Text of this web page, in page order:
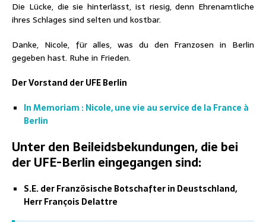
Die Lücke, die sie hinterlässt, ist riesig, denn Ehrenamtliche
ihres Schlages sind selten und kostbar.
Danke, Nicole, für alles, was du den Franzosen in Berlin
gegeben hast. Ruhe in Frieden.
Der Vorstand der UFE Berlin
In Memoriam : Nicole, une vie au service de la France à
Berlin
Unter den Beileidsbekundungen, die bei
der UFE-Berlin eingegangen sind:
S.E. der Französische Botschafter in Deustschland,
Herr François Delattre